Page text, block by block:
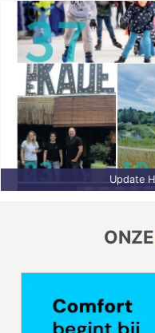
Update
ONZE